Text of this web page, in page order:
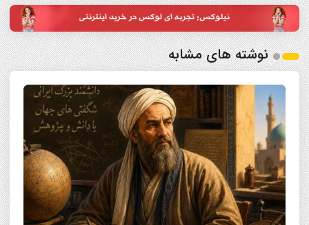
نوشته های مشابه